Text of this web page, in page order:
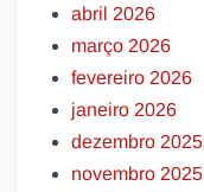
abril 2026
março 2026
fevereiro 2026
janeiro 2026
dezembro 2025
novembro 2025